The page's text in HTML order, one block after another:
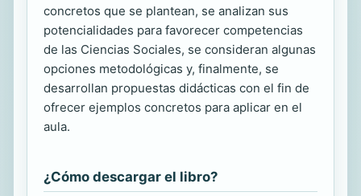
concretos que se plantean, se analizan sus
potencialidades para favorecer competencias
de las Ciencias Sociales, se consideran algunas
opciones metodológicas y, finalmente, se
desarrollan propuestas didácticas con el fin de
ofrecer ejemplos concretos para aplicar en el
aula.
¿Cómo descargar el libro?